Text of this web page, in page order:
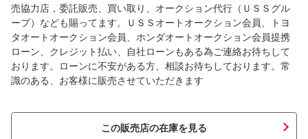
売協力店，委託販売、買い取り、オークション代行（ＵＳＳグル
ープ）なども賜ってます。ＵＳＳオートオークション会員、トヨ
タオートオークション会員、ホンダオートオークション会員提携
ローン、クレジット払い、自社ローンもある為ご連絡お待ちして
おります。ローンに不安がある方、相談お待ちしております。常
識のある、お客様に販売させていただきます
この販売店の在庫を見る